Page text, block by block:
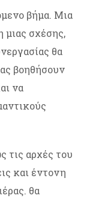
βήμα. Μια
μιας σχέσης,
θα
βοηθήσουν
να
τις αρχές του
και έντονη
θα